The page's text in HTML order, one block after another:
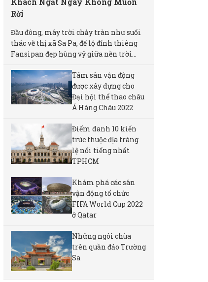
Rời
Đầu đông, mây trời chảy tràn như suối
thác về thị xã Sa Pa, để lộ đỉnh thiêng
Fansipan đẹp hùng vỹ giữa nền trời...
Tám sân vận động
được xây dựng cho
Đại hội thể thao châu
Á Hàng Châu 2022
Điểm danh 10 kiến
trúc thuộc địa tráng
lệ nổi tiếng nhất
TPHCM
Khám phá các sân
vận động tổ chức
FIFA World Cup 2022
ở Qatar
Những ngôi chùa
trên quần đảo Trường
Sa